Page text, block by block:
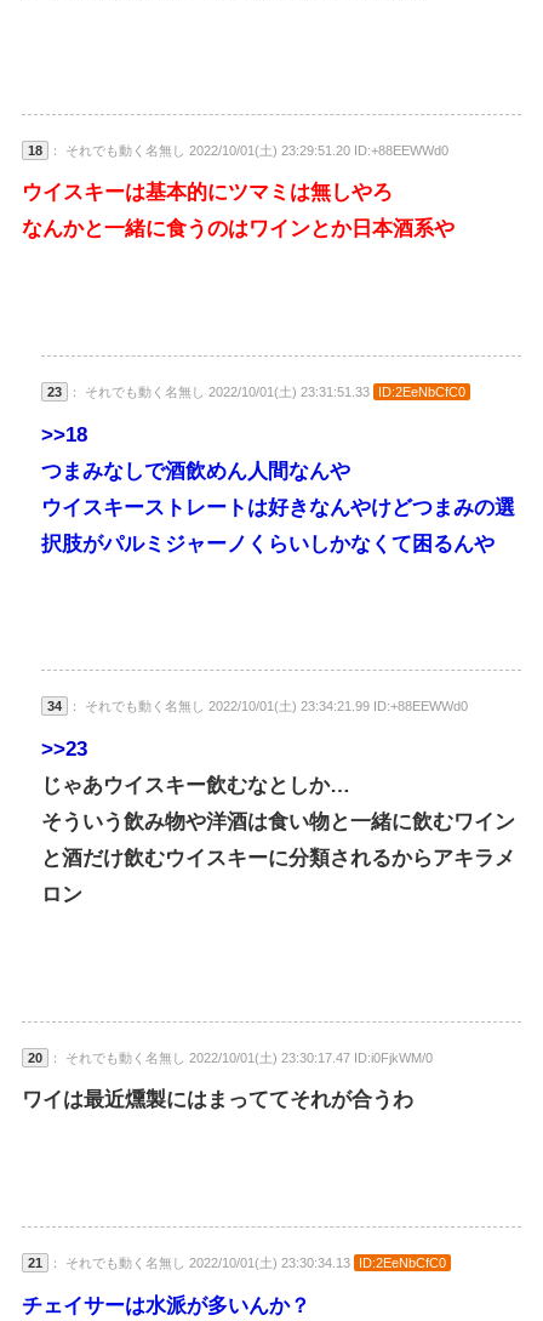
18 ： それでも動く名無し 2022/10/01(土) 23:29:51.20 ID:+88EEWWd0
ウイスキーは基本的にツマミは無しやろ
なんかと一緒に食うのはワインとか日本酒系や
23 ： それでも動く名無し 2022/10/01(土) 23:31:51.33 ID:2EeNbCfC0
>>18
つまみなしで酒飲めん人間なんや
ウイスキーストレートは好きなんやけどつまみの選
択肢がパルミジャーノくらいしかなくて困るんや
34 ： それでも動く名無し 2022/10/01(土) 23:34:21.99 ID:+88EEWWd0
>>23
じゃあウイスキー飲むなとしか…
そういう飲み物や洋酒は食い物と一緒に飲むワイン
と酒だけ飲むウイスキーに分類されるからアキラメ
ロン
20 ： それでも動く名無し 2022/10/01(土) 23:30:17.47 ID:i0FjkWM/0
ワイは最近燻製にはまっててそれが合うわ
21 ： それでも動く名無し 2022/10/01(土) 23:30:34.13 ID:2EeNbCfC0
チェイサーは水派が多いんか？